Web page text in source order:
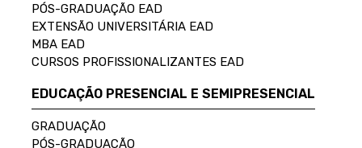
PÓS-GRADUAÇÃO EAD
EXTENSÃO UNIVERSITÁRIA EAD
MBA EAD
CURSOS PROFISSIONALIZANTES EAD
EDUCAÇÃO PRESENCIAL E SEMIPRESENCIAL
GRADUAÇÃO
PÓS-GRADUAÇÃO